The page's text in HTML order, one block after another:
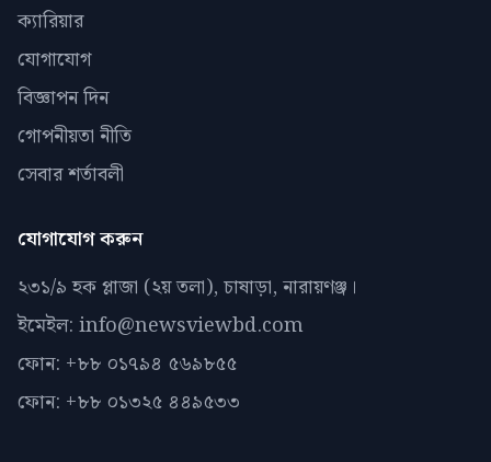
ক্যারিয়ার
যোগাযোগ
বিজ্ঞাপন দিন
গোপনীয়তা নীতি
সেবার শর্তাবলী
যোগাযোগ করুন
২৩১/৯ হক প্লাজা (২য় তলা), চাষাড়া, নারায়ণঞ্জ।
ইমেইল: info@newsviewbd.com
ফোন: +৮৮ ০১৭৯৪ ৫৬৯৮৫৫
ফোন: +৮৮ ০১৩২৫ ৪৪৯৫৩৩